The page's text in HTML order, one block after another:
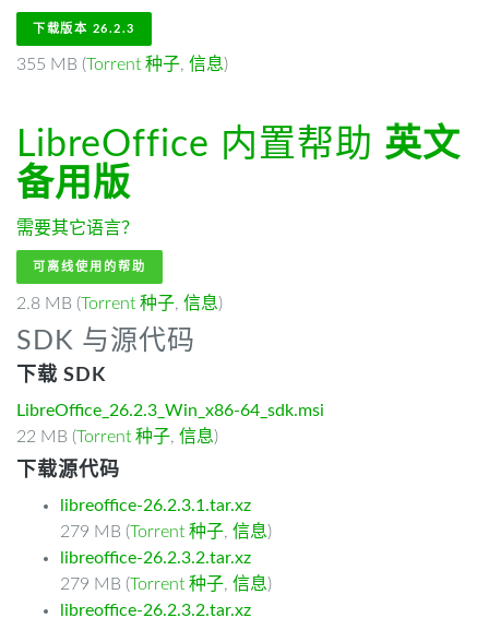
下载版本 26.2.3
355 MB (Torrent 种子, 信息)
LibreOffice 内置帮助 英文
备用版
需要其它语言？
可离线使用的帮助
2.8 MB (Torrent 种子, 信息)
SDK 与源代码
下载 SDK
LibreOffice_26.2.3_Win_x86-64_sdk.msi
22 MB (Torrent 种子, 信息)
下载源代码
libreoffice-26.2.3.1.tar.xz
279 MB (Torrent 种子, 信息)
libreoffice-26.2.3.2.tar.xz
279 MB (Torrent 种子, 信息)
libreoffice-26.2.3.2.tar.xz